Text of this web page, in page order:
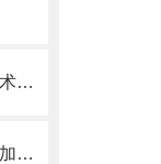
使用广泛的色谱柱空管都有哪些技术优势
正确存放夹套柱可提高工作效率和加工质量